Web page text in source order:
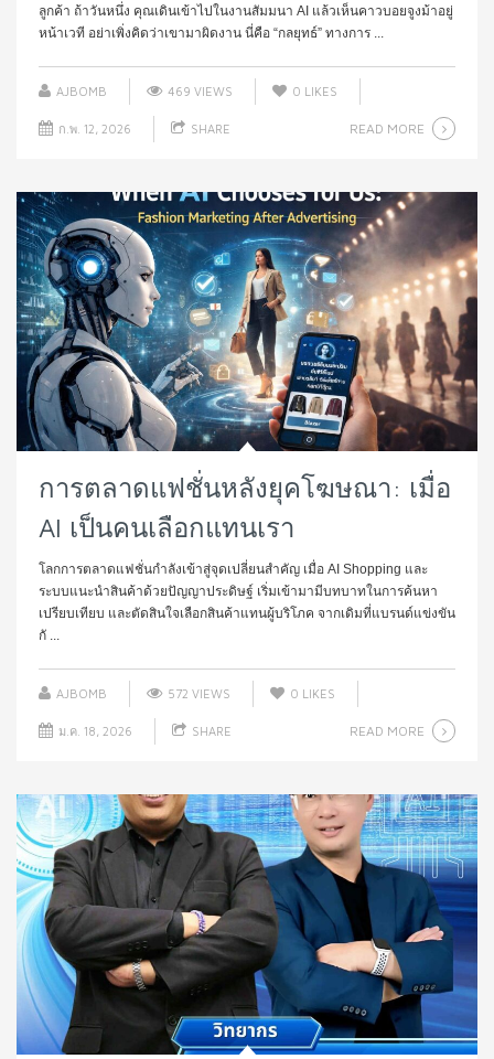
ลูกค้า ถ้าวันหนึ่ง คุณเดินเข้าไปในงานสัมมนา AI แล้วเห็นคาวบอยจูงม้าอยู่
หน้าเวที อย่าเพิ่งคิดว่าเขามาผิดงาน นี่คือ “กลยุทธ์” ทางการ ...
AJBOMB 469 VIEWS 0 LIKES
ก.พ. 12, 2026 SHARE READ MORE
การตลาดแฟชั่นหลังยุคโฆษณา: เมื่อ
AI เป็นคนเลือกแทนเรา
โลกการตลาดแฟชั่นกำลังเข้าสู่จุดเปลี่ยนสำคัญ เมื่อ AI Shopping และ
ระบบแนะนำสินค้าด้วยปัญญาประดิษฐ์ เริ่มเข้ามามีบทบาทในการค้นหา
เปรียบเทียบ และตัดสินใจเลือกสินค้าแทนผู้บริโภค จากเดิมที่แบรนด์แข่งขัน
กั ...
AJBOMB 572 VIEWS 0 LIKES
ม.ค. 18, 2026 SHARE READ MORE